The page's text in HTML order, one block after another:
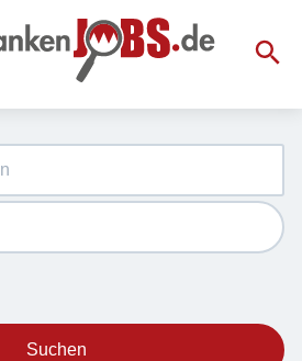
Suchen